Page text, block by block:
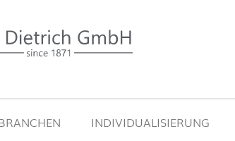
INDIVIDUALISIERUNG